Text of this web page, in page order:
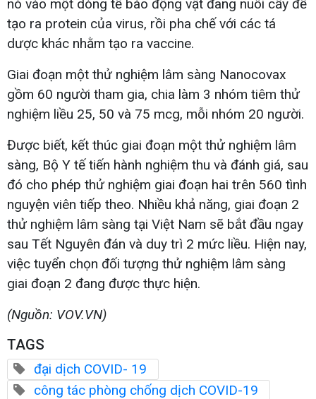
nó vào một dòng tế bào động vật đang nuôi cấy để
tạo ra protein của virus, rồi pha chế với các tá
dược khác nhằm tạo ra vaccine.
Giai đoạn một thử nghiệm lâm sàng Nanocovax
gồm 60 người tham gia, chia làm 3 nhóm tiêm thử
nghiệm liều 25, 50 và 75 mcg, mỗi nhóm 20 người.
Được biết, kết thúc giai đoạn một thử nghiệm lâm
sàng, Bộ Y tế tiến hành nghiệm thu và đánh giá, sau
đó cho phép thử nghiệm giai đoạn hai trên 560 tình
nguyện viên tiếp theo. Nhiều khả năng, giai đoạn 2
thử nghiệm lâm sàng tại Việt Nam sẽ bắt đầu ngay
sau Tết Nguyên đán và duy trì 2 mức liều. Hiện nay,
việc tuyển chọn đối tượng thử nghiệm lâm sàng
giai đoạn 2 đang được thực hiện.
(Nguồn: VOV.VN)
TAGS
đại dịch COVID- 19
công tác phòng chống dịch COVID-19